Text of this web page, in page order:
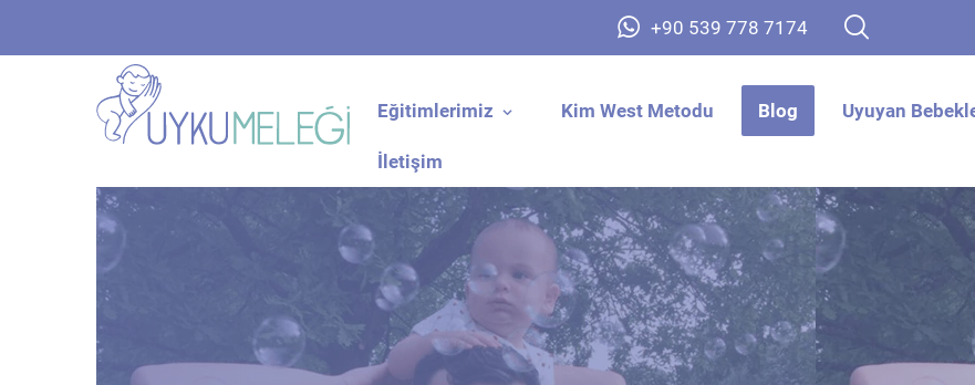
+90 539 778 7174
Eğitimlerimiz Kim West Metodu Blog Uyuyan
İletişim